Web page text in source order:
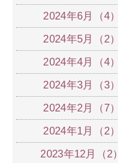
2024年6月（4）
2024年5月（2）
2024年4月（4）
2024年3月（3）
2024年2月（7）
2024年1月（2）
2023年12月（2）